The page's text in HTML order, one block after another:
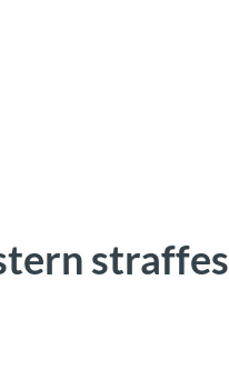
straffes